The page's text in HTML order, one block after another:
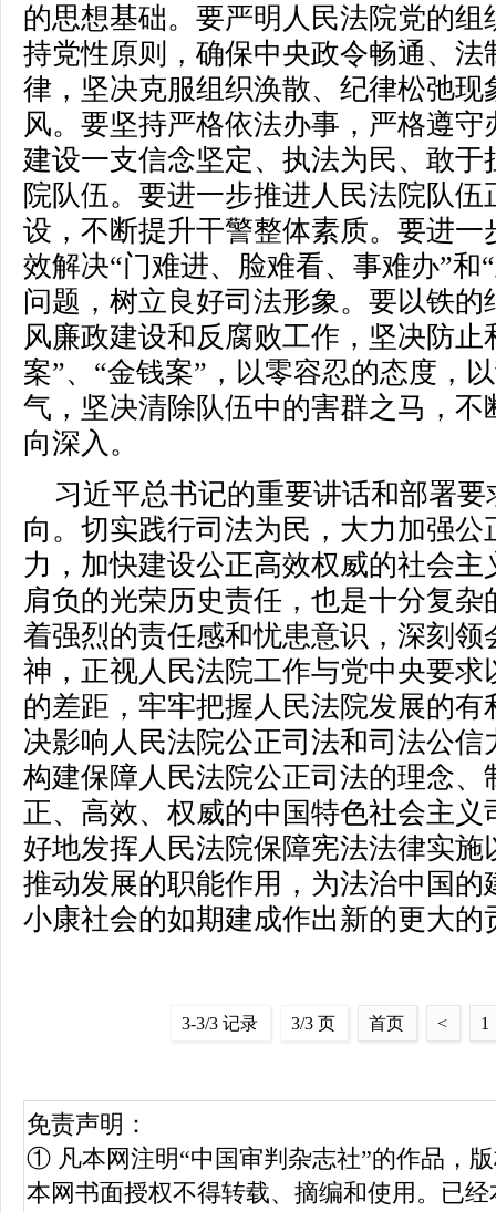
的思想基础。要严明人民法院党的
持党性原则，确保中央政令畅通、
律，坚决克服组织涣散、纪律松弛
风。要坚持严格依法办事，严格遵
建设一支信念坚定、执法为民、敢
院队伍。要进一步推进人民法院队
设，不断提升干警整体素质。要进
效解决“门难进、脸难看、事难办”和
问题，树立良好司法形象。要以铁
风廉政建设和反腐败工作，坚决防止
案”、“金钱案”，以零容忍的态度，
气，坚决清除队伍中的害群之马，
向深入。
习近平总书记的重要讲话和部署
向。切实践行司法为民，大力加强
力，加快建设公正高效权威的社会
肩负的光荣历史责任，也是十分复
着强烈的责任感和忧患意识，深刻
神，正视人民法院工作与党中央要
的差距，牢牢把握人民法院发展的
决影响人民法院公正司法和司法公
构建保障人民法院公正司法的理念
正、高效、权威的中国特色社会主
好地发挥人民法院保障宪法法律实
推动发展的职能作用，为法治中国
小康社会的如期建成作出新的更大
3-3/3 记录 3/3 页 首页 < 1
免责声明：
① 凡本网注明“中国审判杂志社”的作品，
本网书面授权不得转载、摘编和使用。已